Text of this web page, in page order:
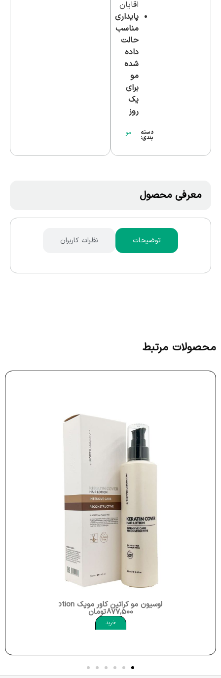
اقایان
پایداری
مناسب
حالت
داده
شده
مو
برای
یک
روز
مو دسته
بندی:
معرفی محصول
توضیحات نظرات کاربران
محصولات مرتبط
لوسیون مو کراتین کاور موپک Moppek Keratin Cover Hair Lotion
877,500تومان
خرید